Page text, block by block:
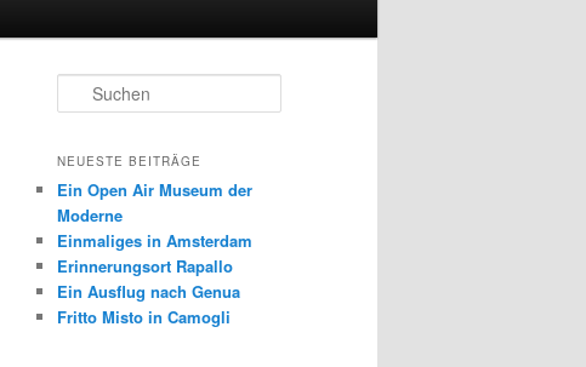
u
h
n
NEUESTE BEITRÄGE
Ein Open Air Museum der
Moderne
Einmaliges in Amsterdam
Erinnerungsort Rapallo
Ein Ausflug nach Genua
Fritto Misto in Camogli